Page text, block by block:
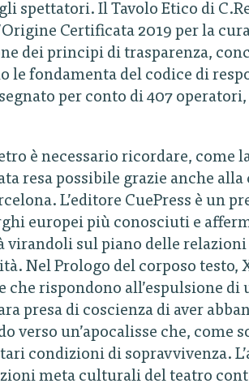
spettatori. Il Tavolo Etico di
Certificata 2019 per la
dei principi di trasparenza,
le fondamenta del codice di
per conto di 407
è necessario ricordare, come
resa possibile grazie anche
L’editore CuePress è un
europei più conosciuti e
sul piano delle
Nel Prologo del corposo testo,
rispondono all’espulsione di
presa di coscienza di aver
verso un’apocalisse che, come
condizioni di sopravvivenza.
meta culturali del teatro